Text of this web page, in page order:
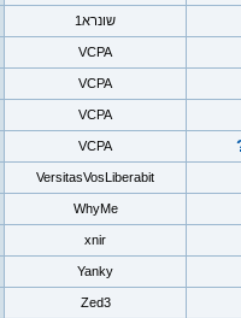
שונרא1
VCPA
VCPA
VCPA
VCPA
VersitasVosLiberabit
WhyMe
xnir
Yanky
Zed3